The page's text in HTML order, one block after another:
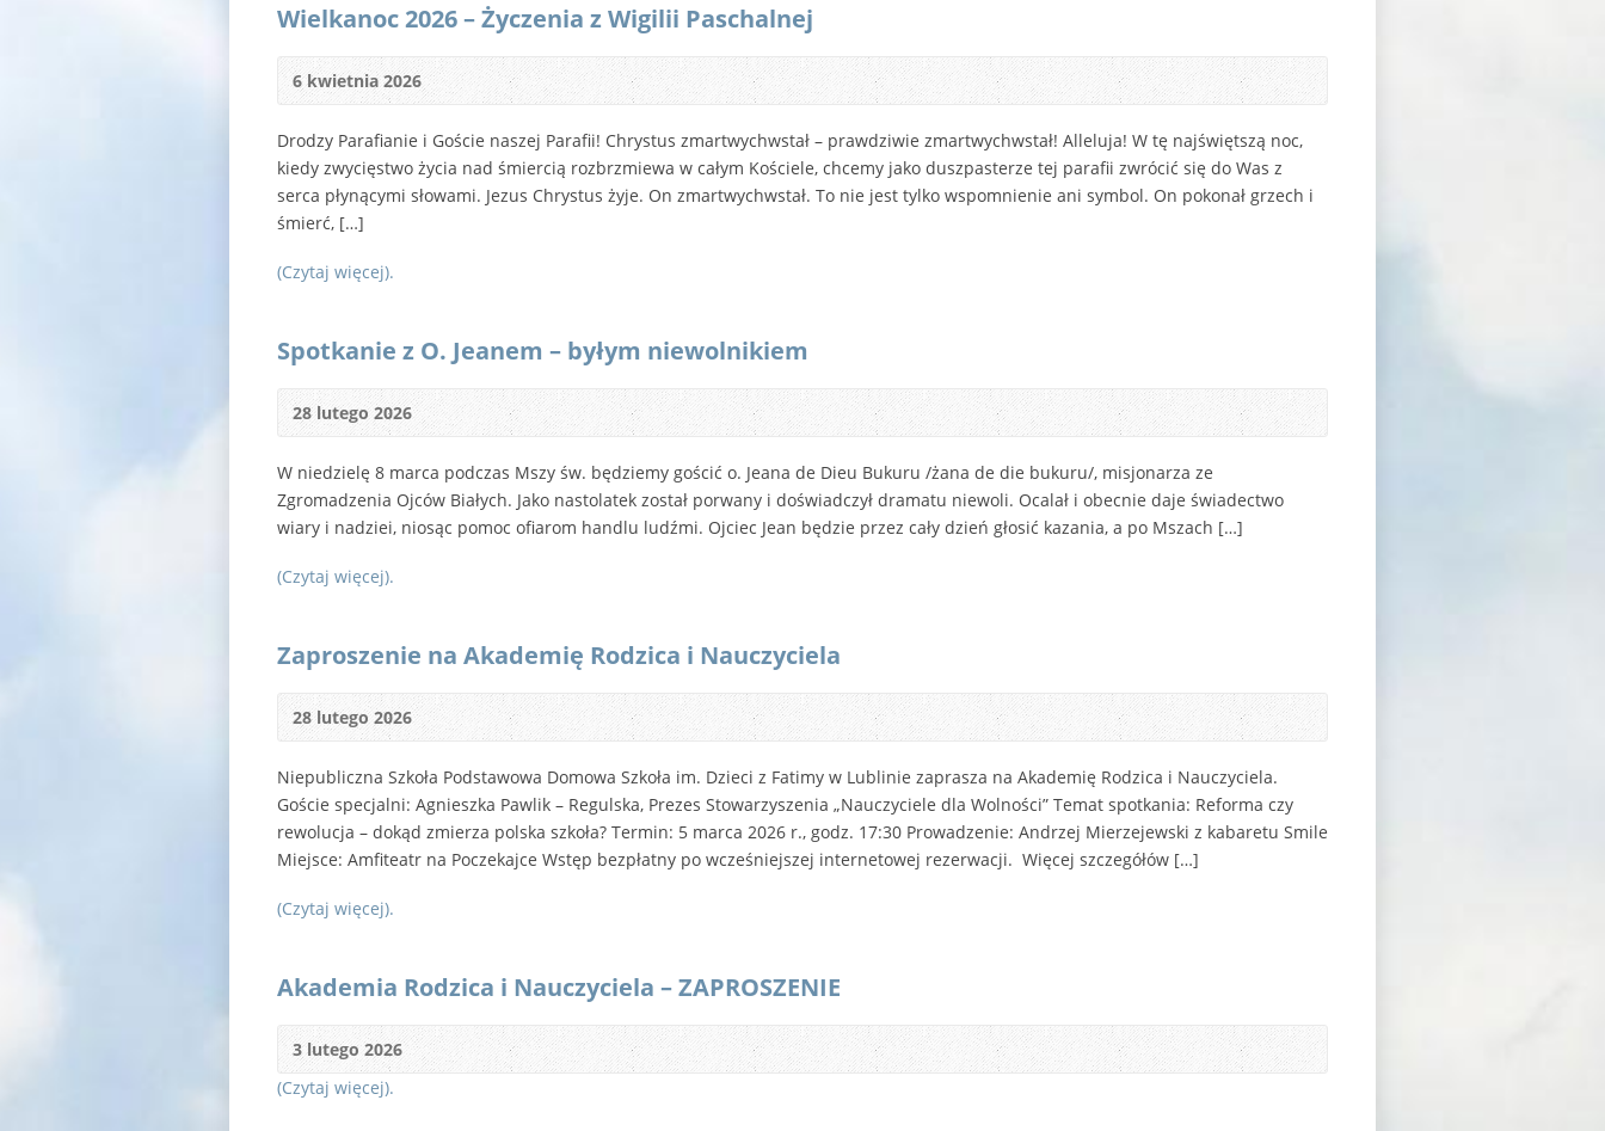
Wielkanoc 2026 – Życzenia z Wigilii Paschalnej
6 kwietnia 2026
Drodzy Parafianie i Goście naszej Parafii! Chrystus zmartwychwstał – prawdziwie zmartwychwstał! Alleluja! W tę najświętszą noc,
kiedy zwycięstwo życia nad śmiercią rozbrzmiewa w całym Kościele, chcemy jako duszpasterze tej parafii zwrócić się do Was z
serca płynącymi słowami. Jezus Chrystus żyje. On zmartwychwstał. To nie jest tylko wspomnienie ani symbol. On pokonał grzech i
śmierć, […]
(Czytaj więcej).
Spotkanie z O. Jeanem – byłym niewolnikiem
28 lutego 2026
W niedzielę 8 marca podczas Mszy św. będziemy gościć o. Jeana de Dieu Bukuru /żana de die bukuru/, misjonarza ze
Zgromadzenia Ojców Białych. Jako nastolatek został porwany i doświadczył dramatu niewoli. Ocalał i obecnie daje świadectwo
wiary i nadziei, niosąc pomoc ofiarom handlu ludźmi. Ojciec Jean będzie przez cały dzień głosić kazania, a po Mszach […]
(Czytaj więcej).
Zaproszenie na Akademię Rodzica i Nauczyciela
28 lutego 2026
Niepubliczna Szkoła Podstawowa Domowa Szkoła im. Dzieci z Fatimy w Lublinie zaprasza na Akademię Rodzica i Nauczyciela.
Goście specjalni: Agnieszka Pawlik – Regulska, Prezes Stowarzyszenia „Nauczyciele dla Wolności” Temat spotkania: Reforma czy
rewolucja – dokąd zmierza polska szkoła? Termin: 5 marca 2026 r., godz. 17:30 Prowadzenie: Andrzej Mierzejewski z kabaretu Smile
Miejsce: Amfiteatr na Poczekajce Wstęp bezpłatny po wcześniejszej internetowej rezerwacji. Więcej szczegółów […]
(Czytaj więcej).
Akademia Rodzica i Nauczyciela – ZAPROSZENIE
3 lutego 2026
(Czytaj więcej).